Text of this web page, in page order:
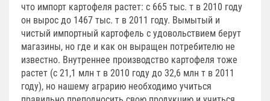
что импорт картофеля растет: с 665 тыс. т в 2010 году
он вырос до 1467 тыс. т в 2011 году. Вымытый и
чистый импортный картофель с удовольствием берут
магазины, но где и как он выращен потребителю не
известно. Внутреннее производство картофеля тоже
растет (с 21,1 млн т в 2010 году до 32,6 млн т в 2011
году), но нашему аграрию необходимо учиться